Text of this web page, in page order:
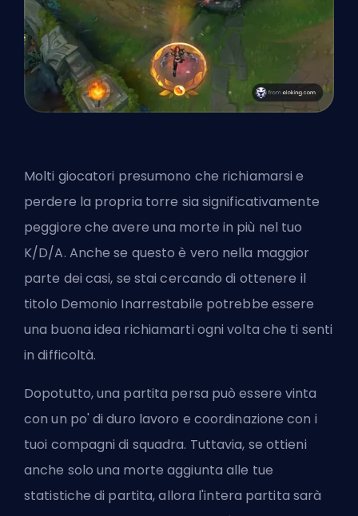
Molti giocatori presumono che richiamarsi e
perdere la propria torre sia significativamente
peggiore che avere una morte in più nel tuo
K/D/A. Anche se questo è vero nella maggior
parte dei casi, se stai cercando di ottenere il
titolo Demonio Inarrestabile potrebbe essere
una buona idea richiamarti ogni volta che ti senti
in difficoltà.
Dopotutto, una partita persa può essere vinta
con un po' di duro lavoro e coordinazione con i
tuoi compagni di squadra. Tuttavia, se ottieni
anche solo una morte aggiunta alle tue
statistiche di partita, allora l'intera partita sarà